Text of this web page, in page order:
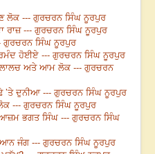
ਲੋਕ --- ਗੁਰਚਰਨ ਸਿੰਘ ਨੂਰਪੁਰ
ਰਾਜ਼ --- ਗੁਰਚਰਨ ਸਿੰਘ ਨੂਰਪੁਰ
ਗੁਰਚਰਨ ਸਿੰਘ ਨੂਰਪੁਰ
ਹੋਈਏ --- ਗੁਰਚਰਨ ਸਿੰਘ ਨੂਰਪੁਰ
ਅਤੇ ਆਮ ਲੋਕ --- ਗੁਰਚਰਨ
’ਤੇ ਦੁਨੀਆ --- ਗੁਰਚਰਨ ਸਿੰਘ ਨੂਰਪੁਰ
--- ਗੁਰਚਰਨ ਸਿੰਘ ਨੂਰਪੁਰ
ਭਗਤ ਸਿੰਘ --- ਗੁਰਚਰਨ ਸਿੰਘ
ਜੰਗ --- ਗੁਰਚਰਨ ਸਿੰਘ ਨੂਰਪੁਰ